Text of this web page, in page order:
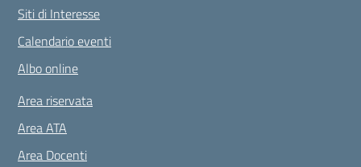
Siti di Interesse
Calendario eventi
Albo online
Area riservata
Area ATA
Area Docenti